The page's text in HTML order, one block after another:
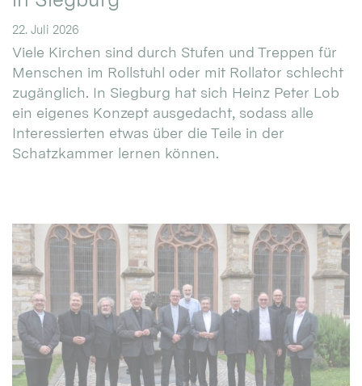
22. Juli 2026
Viele Kirchen sind durch Stufen und Treppen für
Menschen im Rollstuhl oder mit Rollator schlecht
zugänglich. In Siegburg hat sich Heinz Peter Lob
ein eigenes Konzept ausgedacht, sodass alle
Interessierten etwas über die Teile in der
Schatzkammer lernen können.